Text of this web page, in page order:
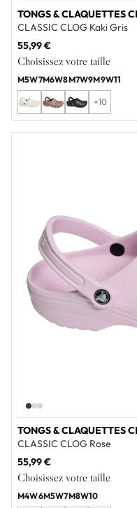
TONGS & CLAQUETTES
CLASSIC CLOG Kaki Gris
55,99 €
Choisissez votre taille
M5W7M6W8M7W9M9W11
+10
TONGS & CLAQUETTES
CLASSIC CLOG Rose
55,99 €
Choisissez votre taille
M4W6M5W7M8W10